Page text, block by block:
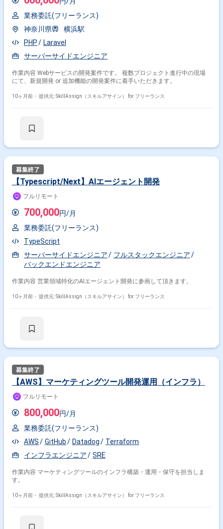
業務委託(フリーランス)
神奈川県
横浜駅
PHP
Laravel
サーバーサイドエンジニア
作業内容 Webサービスの開発案件です。 複数プロジェクト進行中の現場
にて、新規開発 or 追加機能の開発案件に着手いただきます。
10ヶ月前・ 提供元: SkillAssign（スキルアサイン） for フリーランス
【Typescript/Next】AIエージェント開発
フルリモート
700,000円/月
業務委託(フリーランス)
TypeScript
サーバーサイドエンジニア
フルスタックエンジニア
バックエンドエンジニア
作業内容 営業領域特化のAIエージェント開発に参画して頂きます。
10ヶ月前・ 提供元: SkillAssign（スキルアサイン） for フリーランス
【AWS】マーケティングツール開発運用（インフラ）
フルリモート
800,000円/月
業務委託(フリーランス)
AWS
GitHub Datadog
Terraform
インフラエンジニア
SRE
作業内容 マーケティングツールのインフラ構築・運用・保守を担当しま
す。
10ヶ月前・ 提供元: SkillAssign（スキルアサイン） for フリーランス